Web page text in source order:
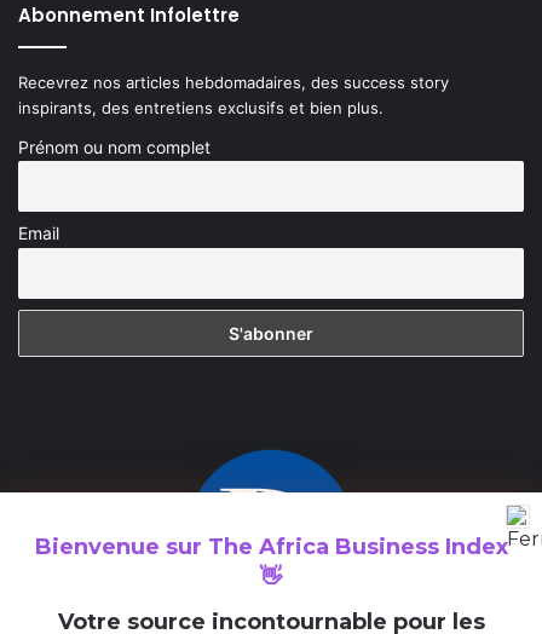
Abonnement Infolettre
Recevrez nos articles hebdomadaires, des success story
inspirants, des entretiens exclusifs et bien plus.
Prénom ou nom complet
Email
Bienvenue sur The Africa Business Index
👋
Votre source incontournable pour les